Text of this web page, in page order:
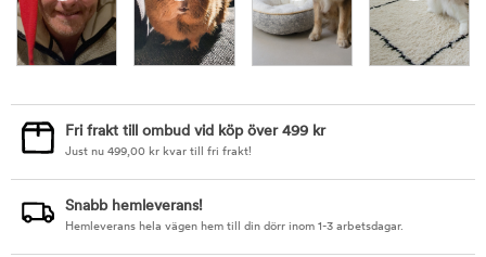
Fri frakt till ombud vid köp över 499 kr
Just nu 499,00 kr kvar till fri frakt!
Snabb hemleverans!
Hemleverans hela vägen hem till din dörr inom 1-3 arbetsdagar.